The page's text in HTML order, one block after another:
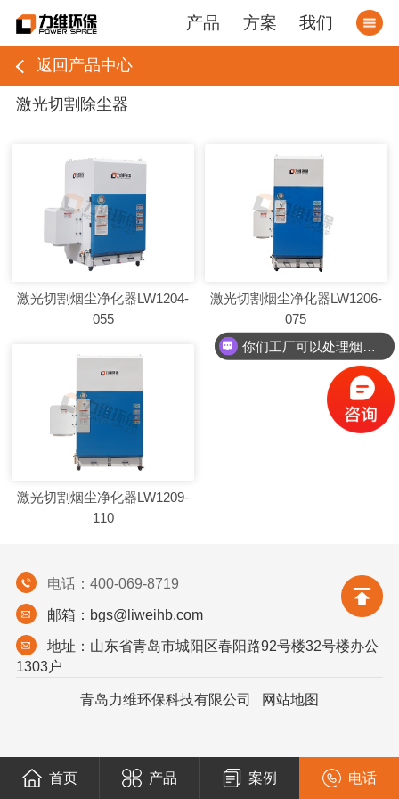
产品 方案 我们
返回产品中心
激光切割除尘器
激光切割烟尘净化器LW1204-
055
激光切割烟尘净化器LW1206-
075
激光切割烟尘净化器LW1209-
110
电话：400-069-8719
邮箱：bgs@liweihb.com
地址：山东省青岛市城阳区春阳路92号楼32号楼办公
1303户
青岛力维环保科技有限公司 网站地图
首页 产品 案例 电话